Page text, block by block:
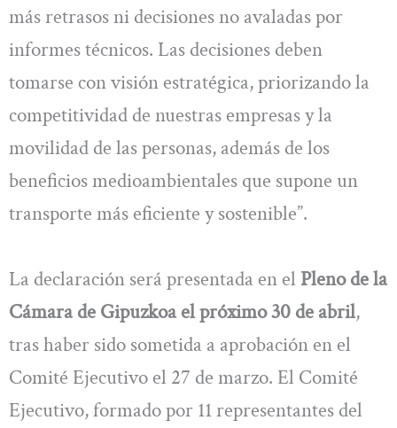
más retrasos ni decisiones no avaladas por
informes técnicos. Las decisiones deben
tomarse con visión estratégica, priorizando la
competitividad de nuestras empresas y la
movilidad de las personas, además de los
beneficios medioambientales que supone un
transporte más eficiente y sostenible”.
La declaración será presentada en el Pleno de la
Cámara de Gipuzkoa el próximo 30 de abril,
tras haber sido sometida a aprobación en el
Comité Ejecutivo el 27 de marzo. El Comité
Ejecutivo, formado por 11 representantes del